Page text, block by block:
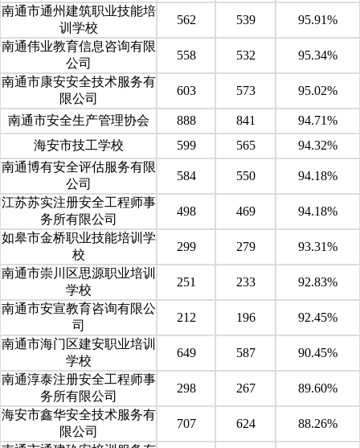
南通市通州建筑职业技能培
训学校
562 539
95.91%
南通伟业教育信息咨询有限
公司
558 532
95.34%
南通市康安安全技术服务有
限公司
603 573 95.02%
南通市安全生产管理协会 888 841
94.71%
海安市技工学校
599 565
94.32%
南通博有安全评估服务有限
公司
584 550
94.18%
江苏苏实注册安全工程师事
务所有限公司
498 469
94.18%
如皋市金桥职业技能培训学
校
299 279
93.31%
南通市崇川区思源职业培训
学校
251 233
92.83%
南通市安宣教育咨询有限公
司
212 196
92.45%
南通市海门区建安职业培训
学校
649 587
90.45%
南通淳泰注册安全工程师事
务所有限公司
298 267
89.60%
海安市鑫华安全技术服务有
限公司
707 624
88.26%